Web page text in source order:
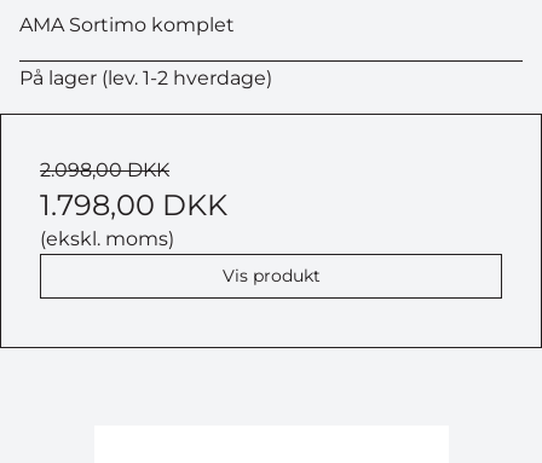
AMA Sortimo komplet
På lager (lev. 1-2 hverdage)
2.098,00 DKK
1.798,00 DKK
(ekskl. moms)
Vis produkt